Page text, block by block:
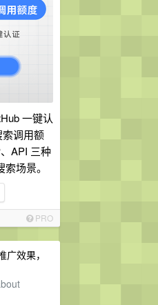
一键认
调用额
API 三种
场景。
PRO
效果，